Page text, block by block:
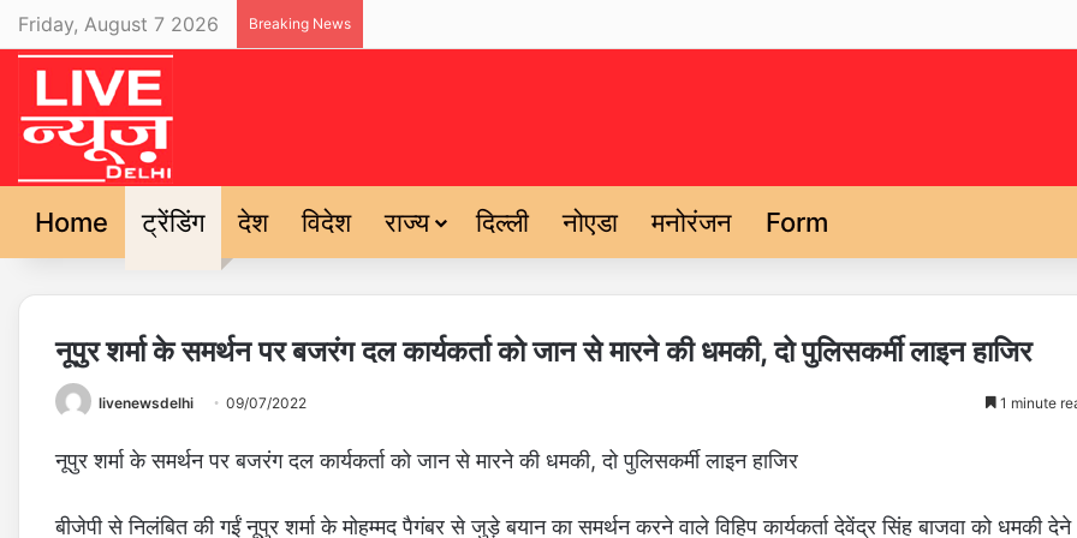
Friday, August 7 2026 Breaking News
Home ट्रेंडिंग देश विदेश राज्य दिल्ली नोएडा मनोरंजन Form
नूपुर शर्मा के समर्थन पर बजरंग दल कार्यकर्ता को जान से मारने की धमकी, दो पुलिसकर्मी लाइन हाजिर
livenewsdelhi 09/07/2022 1 minute
नूपुर शर्मा के समर्थन पर बजरंग दल कार्यकर्ता को जान से मारने की धमकी, दो पुलिसकर्मी लाइन हाजिर
बीजेपी से निलंबित की गईं नूपुर शर्मा के मोहम्मद पैगंबर से जुड़े बयान का समर्थन करने वाले विहिप कार्यकर्ता देवेंद्र सिंह बाजवा को धमकी देने